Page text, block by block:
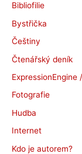
v
y
Bibliofilie
Bystřička
Češtiny
Čtenářský deník
ExpressionEngine
Fotografie
Hudba
Internet
Kdo je autorem?